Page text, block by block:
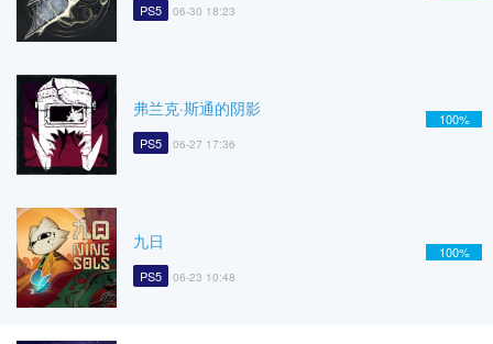
PS5 06-30 18:23
弗兰克·斯通的阴影
PS5 06-27 17:36
100%
九日
PS5 06-23 10:48
100%